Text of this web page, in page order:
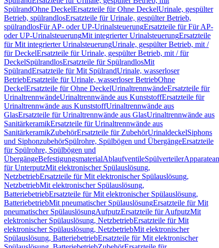
SpülrandOhne DeckelErsatzteile für Ohne DeckelUrinale, gespülter
Betrieb, spülrandlosErsatzteile für Urinale, gespülter Betrieb,
spülrandlosFür AP- oder UP-UrinalsteuerungErsatzteile für Für AP-
oder UP-UrinalsteuerungMit integrierter UrinalsteuerungErsatzteile
für Mit integrierter UrinalsteuerungUrinale, gespülter Betrieb, mit /
für DeckelErsatzteile für Urinale, gespülter Betrieb, mit / für
DeckelSpülrandlosErsatzteile für SpülrandlosMit
SpülrandErsatzteile für Mit SpülrandUrinale, wasserloser
BetriebErsatzteile für Urinale, wasserloser BetriebOhne
DeckelErsatzteile für Ohne DeckelUrinaltrennwändeErsatzteile für
UrinaltrennwändeUrinaltrennwände aus KunststoffErsatzteile für
Urinaltrennwände aus KunststoffUrinaltrennwände aus
GlasErsatzteile für Urinaltrennwände aus GlasUrinaltrennwände aus
SanitärkeramikErsatzteile für Urinaltrennwände aus
SanitärkeramikZubehörErsatzteile für ZubehörUrinaldeckelSiphons
und SiphonzubehörSpülrohre, Spülbögen und ÜbergängeErsatzteile
für Spülrohre, Spülbögen und
ÜbergängeBefestigungsmaterialAblaufventileSpülverteiler
für UnterputzMit elektronischer Spülauslösung,
NetzbetriebErsatzteile für Mit elektronischer Spülauslösung,
NetzbetriebMit elektronischer Spülauslösung,
BatteriebetriebErsatzteile für Mit elektronischer Spülauslösung,
BatteriebetriebMit pneumatischer SpülauslösungErsatzteile für Mit
pneumatischer SpülauslösungAufputzErsatzteile für AufputzMit
elektronischer Spülauslösung, NetzbetriebErsatzteile für Mit
elektronischer Spülauslösung, NetzbetriebMit elektronischer
Spülauslösung, BatteriebetriebErsatzteile für Mit elektronischer